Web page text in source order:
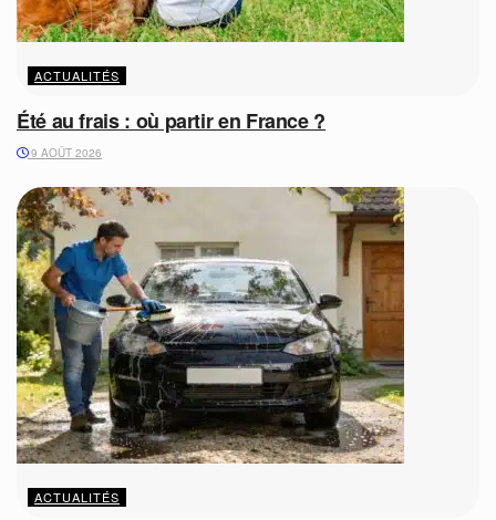
ACTUALITÉS
Été au frais : où partir en France ?
9 AOÛT 2026
ACTUALITÉS